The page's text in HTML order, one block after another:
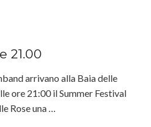
21.00
arrivano alla Baia delle
ore 21:00 il Summer Festival
Rose una …